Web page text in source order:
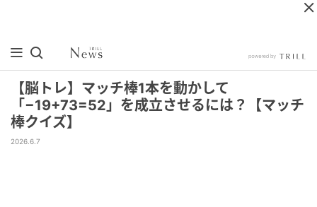
【脳トレ】マッチ棒1本を動かして
「−19+73=52」を成立させるには？【マッチ
棒クイズ】
2026.6.7